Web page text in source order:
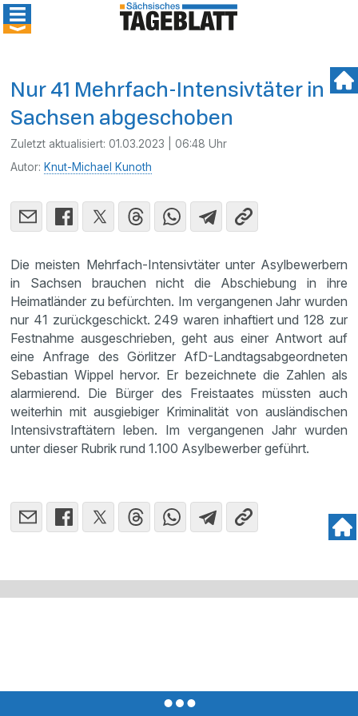
Nur 41 Mehrfach-Intensivtäter in
Sachsen abgeschoben
Zuletzt aktualisiert:01.03.2023 | 06:48 Uhr
Autor: Knut-Michael Kunoth
Die meisten Mehrfach-Intensivtäter unter Asylbewerbern
in Sachsen brauchen nicht die Abschiebung in ihre
Heimatländer zu befürchten. Im vergangenen Jahr wurden
nur 41 zurückgeschickt. 249 waren inhaftiert und 128 zur
Festnahme ausgeschrieben, geht aus einer Antwort auf
eine Anfrage des Görlitzer AfD-Landtagsabgeordneten
Sebastian Wippel hervor. Er bezeichnete die Zahlen als
alarmierend. Die Bürger des Freistaates müssten auch
weiterhin mit ausgiebiger Kriminalität von ausländischen
Intensivstraftätern leben. Im vergangenen Jahr wurden
unter dieser Rubrik rund 1.100 Asylbewerber geführt.